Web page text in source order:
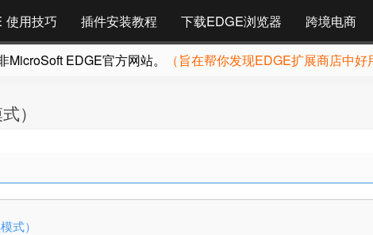
使用技巧 插件安装教程 下载EDGE浏览器 跨境电商
EDGE官方网站。 （旨在帮你发现EDGE扩展商店中
）
式）